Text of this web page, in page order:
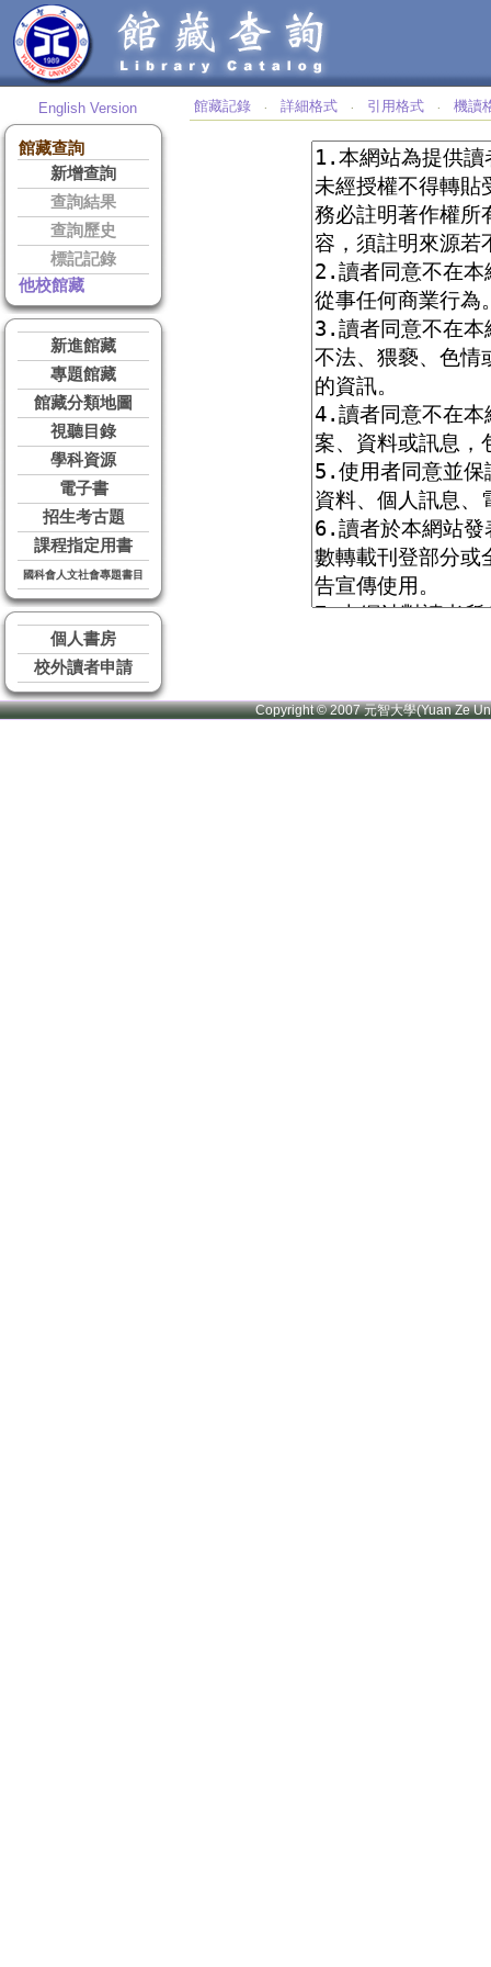
English Version
館藏查詢
新增查詢
查詢結果
查詢歷史
標記記錄
他校館藏
新進館藏
專題館藏
館藏分類地圖
視聽目錄
學科資源
電子書
招生考古題
課程指定用書
國科會人文社會專題書目
個人書房
校外讀者申請
館藏記錄 ‧ 詳細格式 ‧ 引用格式 ‧ 機讀
Copyright © 2007 元智大學(Yuan Ze